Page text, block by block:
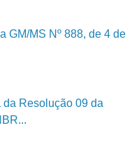
GM/MS Nº 888, de 4 de
Resolução 09 da